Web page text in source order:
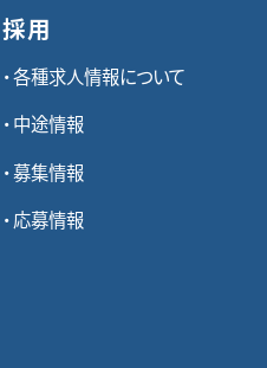
採用
各種求⼈情報について
中途情報
募集情報
応募情報